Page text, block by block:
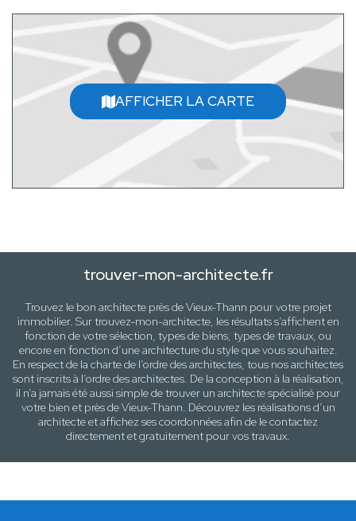
AFFICHER LA CARTE
trouver-mon-architecte.fr
Trouvez le bon architecte près deVieux-Thann pour votre projet
immobilier. Sur trouvez-mon-architecte, les résultats s’affichent en
fonction de votre sélection, types de biens, types de travaux, ou
encore en fonction d’une architecturedu style que vous souhaitez.
En respect de la charte de l’ordre des architectes, tous nos architectes
sont inscrits à l’ordre des architectes. De la conception à la réalisation,
il n’a jamais été aussi simple de trouver un architecte spécialisé pour
votre bien et près deVieux-Thann. Découvrez les réalisations d’un
architecte et affichez ses coordonnées afin de le contactez
directement et gratuitement pourvos travaux.